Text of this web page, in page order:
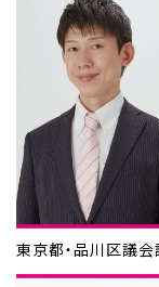
東京都・品川区議会